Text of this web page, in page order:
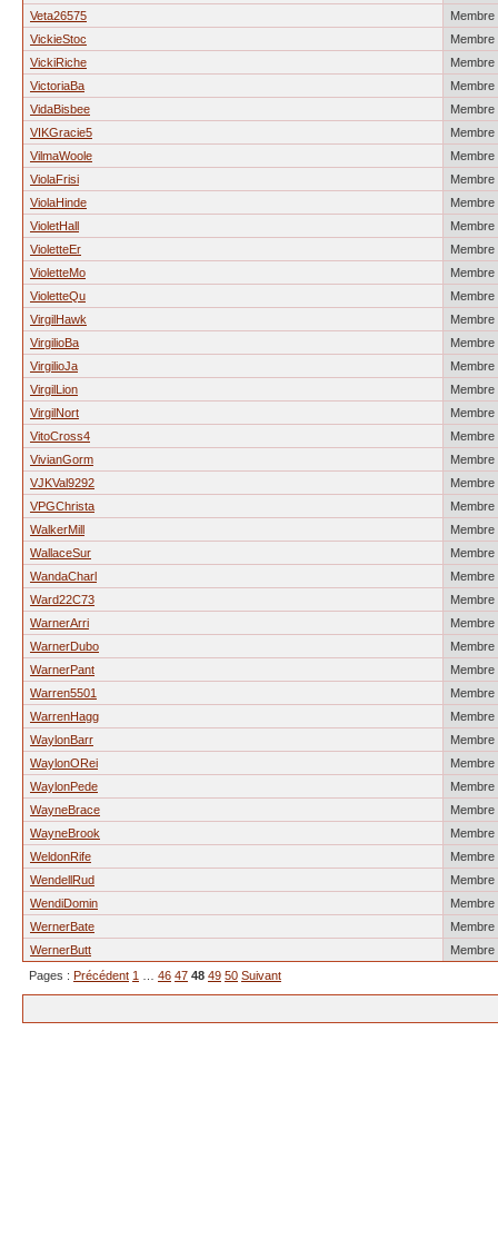
Veta26575
Membre
VickieStoc
Membre
VickiRiche
Membre
VictoriaBa
Membre
VidaBisbee
Membre
VIKGracie5
Membre
VilmaWoole
Membre
ViolaFrisi
Membre
ViolaHinde
Membre
VioletHall
Membre
VioletteEr
Membre
VioletteMo
Membre
VioletteQu
Membre
VirgilHawk
Membre
VirgilioBa
Membre
VirgilioJa
Membre
VirgilLion
Membre
VirgilNort
Membre
VitoCross4
Membre
VivianGorm
Membre
VJKVal9292
Membre
VPGChrista
Membre
WalkerMill
Membre
WallaceSur
Membre
WandaCharl
Membre
Ward22C73
Membre
WarnerArri
Membre
WarnerDubo
Membre
WarnerPant
Membre
Warren5501
Membre
WarrenHagg
Membre
WaylonBarr
Membre
WaylonORei
Membre
WaylonPede
Membre
WayneBrace
Membre
WayneBrook
Membre
WeldonRife
Membre
WendellRud
Membre
WendiDomin
Membre
WernerBate
Membre
WernerButt
Membre
Pages : Précédent 1 46 47 48 49 50 Suivant